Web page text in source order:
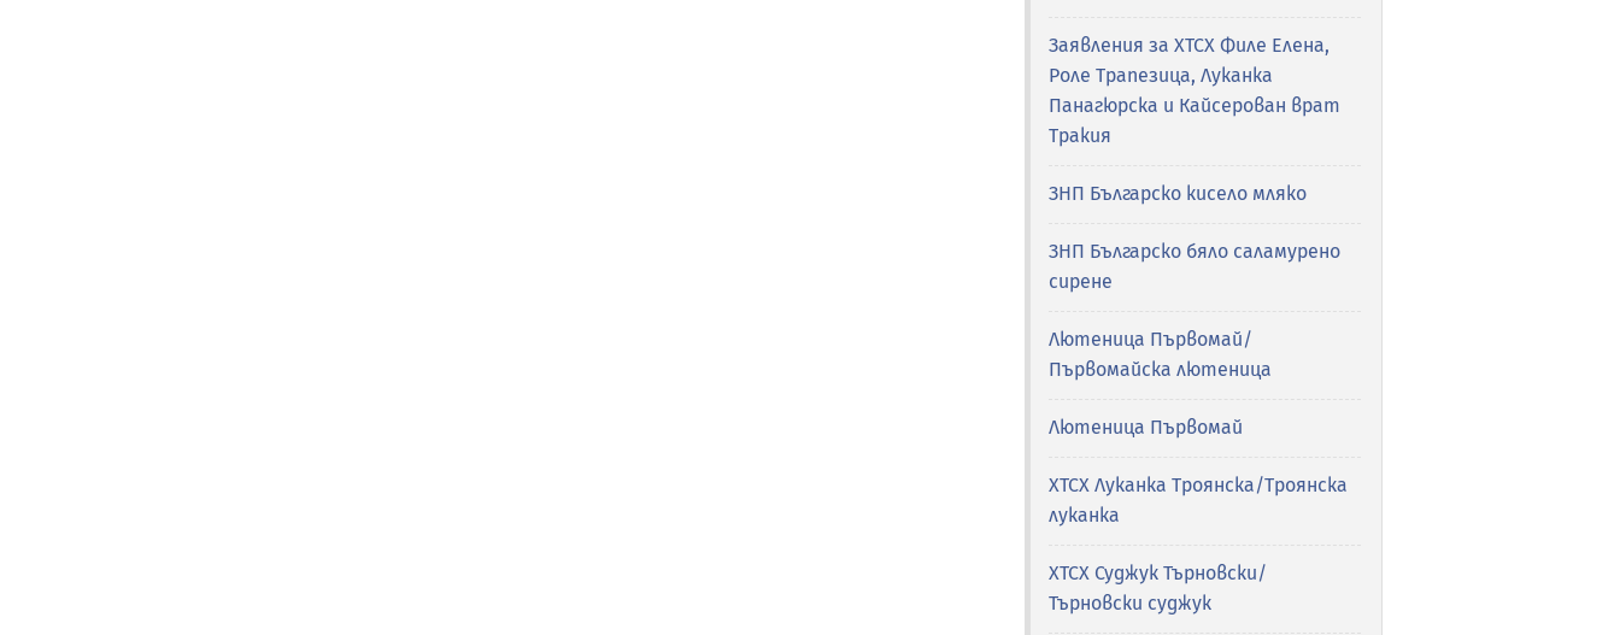
Заявления за ХТСХ Филе Елена,
Роле Трапезица, Луканка
Панагюрска и Кайсерован врат
Тракия
ЗНП Българско кисело мляко
ЗНП Българско бяло сaламурено
сирене
Лютеница Първомай/
Първомайска лютеница
Лютеница Първомай
ХТСХ Луканка Троянска/Троянска
луканка
ХТСХ Суджук Търновски/
Търновски суджук